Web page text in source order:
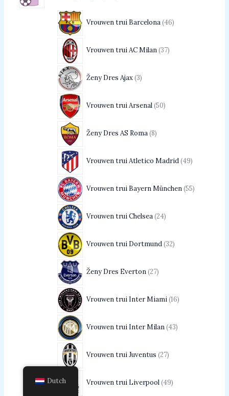
Vrouwen trui Barcelona 46
Vrouwen trui AC Milan 37
Ženy Dres Ajax 3
Vrouwen trui Arsenal 50
Ženy Dres AS Roma 8
Vrouwen trui Atletico Madrid 49
Vrouwen trui Bayern München 55
Vrouwen trui Chelsea 24
Vrouwen trui Dortmund 32
Ženy Dres Everton 27
Vrouwen trui Inter Miami 16
Vrouwen trui Inter Milan 43
Vrouwen trui Juventus 27
Vrouwen trui Liverpool 49
Dutch